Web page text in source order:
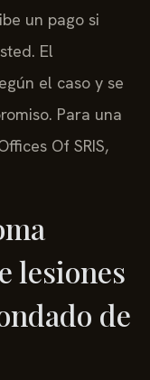
un pago si
El
el caso y se
Para una
Of SRIS,
lesiones
de